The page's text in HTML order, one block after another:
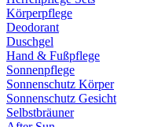
Körperpflege
Deodorant
Duschgel
Hand & Fußpflege
Sonnenpflege
Sonnenschutz Körper
Sonnenschutz Gesicht
Selbstbräuner